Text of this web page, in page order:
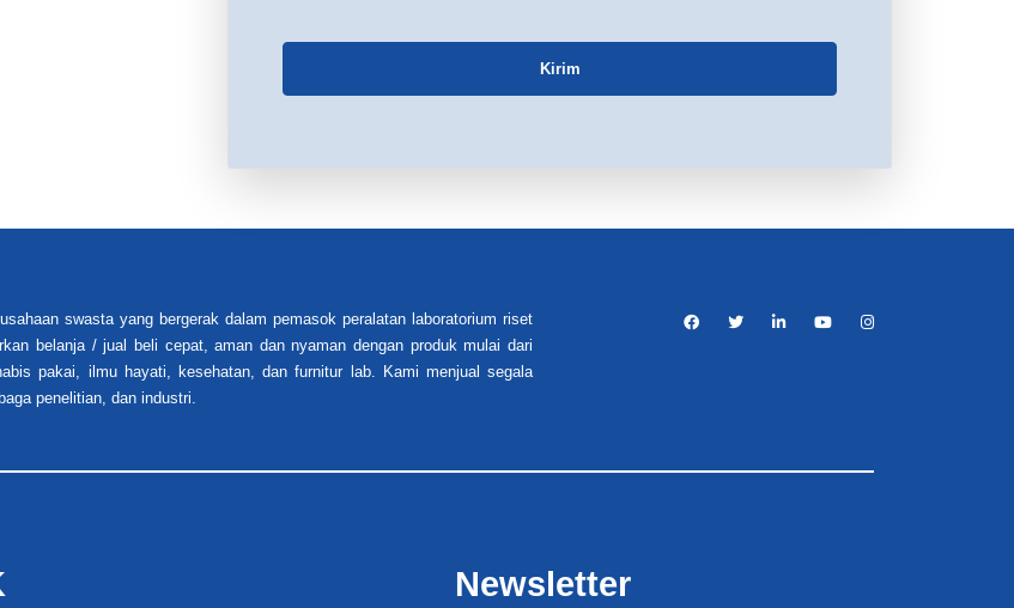
Kirim
swasta yang bergerak dalam pemasok peralatan laboratorium riset
belanja / jual beli cepat, aman dan nyaman dengan produk mulai dari
pakai, ilmu hayati, kesehatan, dan furnitur lab. Kami menjual segala
penelitian, dan industri.
Newsletter